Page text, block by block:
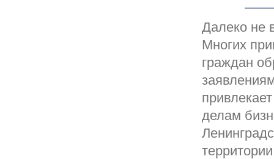
Далеко не
Многих
граждан
делам